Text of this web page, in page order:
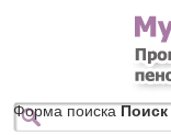
Форма поиска Поиск